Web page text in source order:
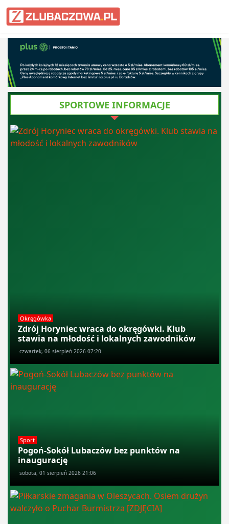
Informacje Lubaczów, powiat
SPORTOWE INFORMACJE
Okręgówka
Zdrój Horyniec wraca do okręgówki. Klub
stawia na młodość i lokalnych zawodników
czwartek, 06 sierpień 2026 07:20
Sport
Pogoń-Sokół Lubaczów bez punktów na
inaugurację
sobota, 01 sierpień 2026 21:06